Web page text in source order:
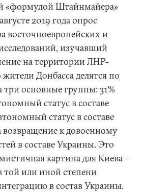
«формулой Штайнмайера»
2019 года опрос
восточноевропейских и
изучавший
на территории ЛНР-
жители Донбасса делятся по
три основные группы: 31%
статус в составе
статус в составе
возвращение к довоенному
в составе Украины. Это
картина для Киева –
той или иной степени
в состав Украины.